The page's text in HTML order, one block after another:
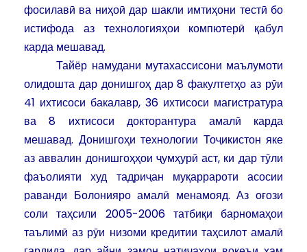
фосилавӣ ва ниҳоӣ дар шакли имтиҳони тестӣ бо
истифода аз технологияҳои компютерӣ қабул
карда мешавад.
Тайёр намудани мутахассисони маълумоти
олидошта дар донишгоҳ дар 8 факултетҳо аз рӯи
41 ихтисоси бакалавр, 36 ихтисоси магистратура
ва 8 ихтисоси докторантура амалӣ карда
мешавад. Донишгоҳи технологии Тоҷикистон яке
аз аввалин донишгоҳҳои ҷумҳурӣ аст, ки дар тӯли
фаъолияти худ тадриҷан муқаррароти асосии
раванди Болонияро амалӣ менамояд. Аз оғози
соли таҳсили 2005-2006 татбиқи барномаҳои
таълимӣ аз рӯи низоми кредитии таҳсилот амалӣ